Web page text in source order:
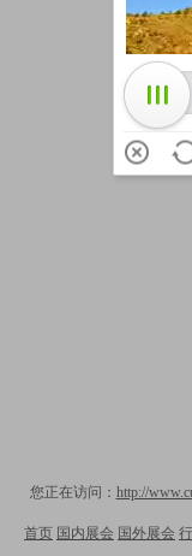
您正在访问： http://
首页 国内展会 国外展会